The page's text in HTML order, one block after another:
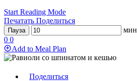
Start Reading Mode
Печатать Поделиться
Пауза мин
0 0
Add to Meal Plan
Поделиться